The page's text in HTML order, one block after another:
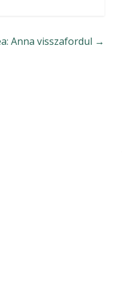
Anna visszafordul →